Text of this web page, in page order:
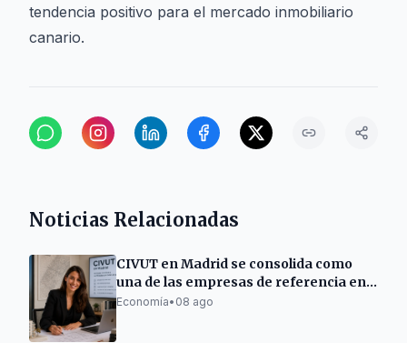
tendencia positivo para el mercado inmobiliario
canario.
Noticias Relacionadas
CIVUT en Madrid se consolida como
una de las empresas de referencia en
la tramitación de licencias turísticas
Economía• 08 ago